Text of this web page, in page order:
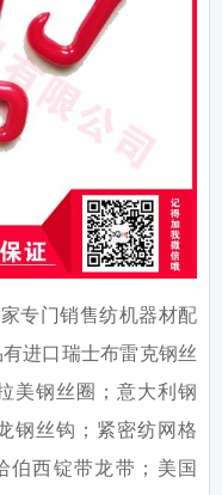
专门销售纺机器材配
进口瑞士布雷克钢丝
美钢丝圈；意大利钢
钢丝钩；紧密纺网格
伯西锭带龙带；美国